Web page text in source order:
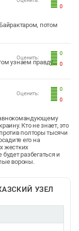
0
потом
0
0
Оценить:
узнаем правду...
0
0
Оценить:
Кто не знает, это
полторы тысячи
его на
жестких
разбегаться и
вороны.
УЗЕЛ